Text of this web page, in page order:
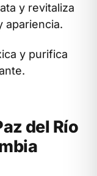
y revitaliza
apariencia.
y purifica
del Río